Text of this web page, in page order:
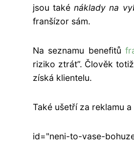
jsou takénáklady na
franšízor sám.
Na seznamu benefitů
riziko ztrát”. Člověk
získá klientelu.
Také ušetří za reklamu
id="neni-to-vase-